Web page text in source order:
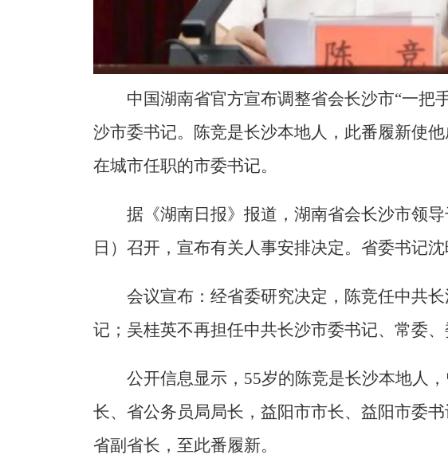
中国湖南省官方宣布调整省会长沙市“一把
沙市委书记。陈竞是长沙本地人，此番履新使
在城市任职的市委书记。
据《湖南日报》报道，湖南省会长沙市领
日）召开，宣布有关人事安排决定。省委书记沈
会议宣布：经省委研究决定，陈竞任中共
记；吴桂英不再担任中共长沙市委书记、常委、
公开信息显示，55岁的陈竞是长沙本地人
长、省公务员局局长，益阳市市长、益阳市委
省副省长，至此番履新。